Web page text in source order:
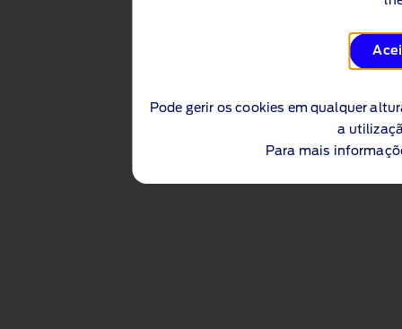
Pode gerir os cookies em qualquer
a
Para mais